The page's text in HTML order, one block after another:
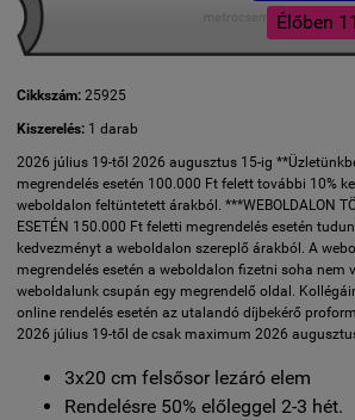
Élőben
Cikkszám: 25925
Kiszerelés: 1 darab
2026 július 19-től 2026 augusztus 15-ig
megrendelés esetén 100.000 Ft felett további 10%
weboldalon feltüntetett árakból. ***WEBOLDALON
ESETÉN 150.000 Ft feletti megrendelés esetén
kedvezményt a weboldalon szereplő árakból. A
megrendelés esetén a weboldalon fizetni soha nem
weboldalunk csupán egy megrendelő oldal.
online rendelés esetén az utalandó díjbekérő
2026 július 19-től de csak maximum 2026
3x20 cm felsősor lezáró elem
Rendelésre 50% előleggel 2-3 hét.